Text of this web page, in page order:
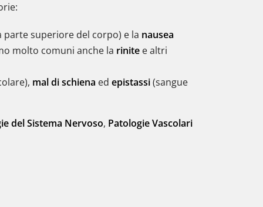
parte superiore del corpo) e la nausea
molto comuni anche la rinite e altri
mal di schiena ed epistassi(sangue
del Sistema Nervoso, Patologie Vascolari